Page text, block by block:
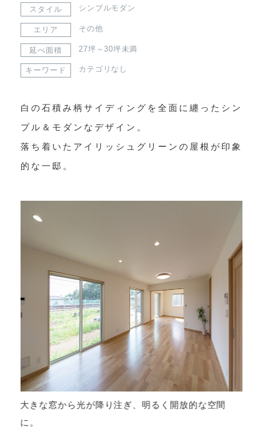
スタイル シンプルモダン
エリア その他
延べ面積 27坪～30坪未満
キーワード カテゴリなし
白の石積み柄サイディングを全面に纏ったシン
プル＆モダンなデザイン。
落ち着いたアイリッシュグリーンの屋根が印象
的な一邸。
大きな窓から光が降り注ぎ、明るく開放的な空間
に。